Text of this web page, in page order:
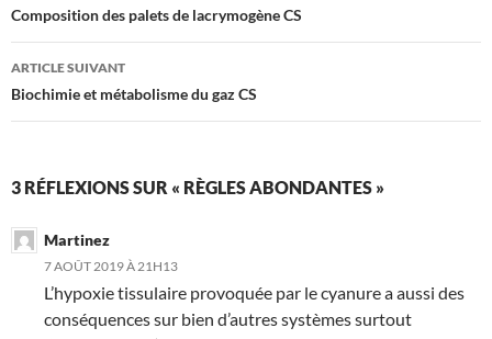
des
articles
Composition des palets de lacrymogène CS
ARTICLE SUIVANT
Biochimie et métabolisme du gaz CS
3 RÉFLEXIONS SUR « RÈGLES ABONDANTES »
Martinez
7 AOÛT 2019 À 21H13
L’hypoxie tissulaire provoquée par le cyanure a aussi des
conséquences sur bien d’autres systèmes surtout